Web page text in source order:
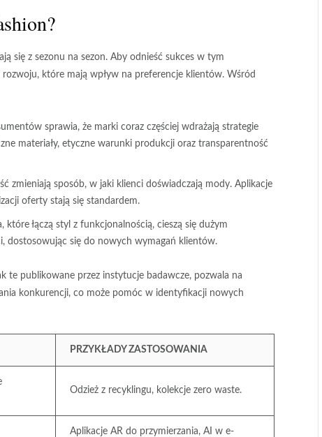
się z sezonu na sezon. Aby odnieść sukces w tym
które mają wpływ na preferencje klientów. Wśród
sprawia, że marki coraz częściej wdrażają strategie
materiały, etyczne warunki produkcji oraz transparentność
zmieniają sposób, w jaki klienci doświadczają mody. Aplikacje
oferty stają się standardem.
łączą styl z funkcjonalnością, cieszą się dużym
dostosowując się do nowych wymagań klientów.
publikowane przez instytucje badawcze, pozwala na
konkurencji, co może pomóc w identyfikacji nowych
PRZYKŁADY ZASTOSOWANIA
Odzież z recyklingu, kolekcje zero waste.
Aplikacje AR do przymierzania, AI w e-